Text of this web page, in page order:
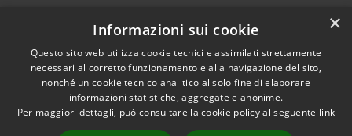
Accessibilità
Privacy
Mappa del sito
Copyright © 2026 • Comune di
Rocchetta Sant'Antonio •
Powered by Municipium•
Accesso redazione
×
Informazioni sui cookie
Questo sito web utilizza cookie tecnici e assimilati strettamente
necessari al corretto funzionamento e alla navigazione del sito,
nonché un cookie tecnico analitico al solo fine di elaborare
informazioni statistiche, aggregate e anonime.
Per maggiori dettagli, può consultare la cookie policy al seguente link